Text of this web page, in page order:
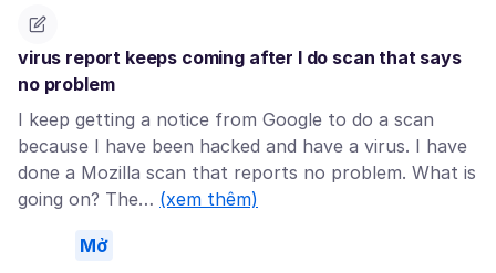
virus report keeps coming after I do scan that says
no problem
I keep getting a notice from Google to do a scan
because I have been hacked and have a virus. I have
done a Mozilla scan that reports no problem. What is
going on? The… (xem thêm)
Mở